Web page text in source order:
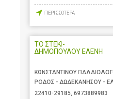
ΠΕΡΙΣΣΟΤΕΡΑ
ΤΟ ΣΤΕΚΙ-
ΔΗΜΟΠΟΥΛΟΥ ΕΛΕΝΗ
ΚΩΝΣΤΑΝΤΙΝΟΥ
ΡΟΔΟΣ - ΔΩΔΕΚΑΝΗΣΟΥ -
22410-29185 6973889983